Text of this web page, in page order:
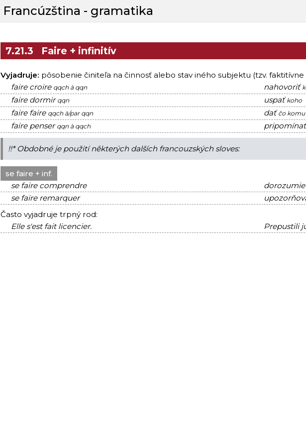
Francúzština - gramatika
7.21.3 Faire + infinitív
Vyjadruje: pôsobenie činiteľa na činnosť alebo stav iného subjektu (tzv. faktitívne
faire croire qqch à qqn nahovoriť
faire dormir qqn uspať koho
faire faire qqch à/par qqn dať čo komu
faire penser qqn à qqch
!!* Obdobné je použití některých dalších francouzských sloves:
se faire + inf.
se faire comprendre
se faire remarquer
Často vyjadruje trpný rod:
Elle s'est fait licencier.
Prepustili